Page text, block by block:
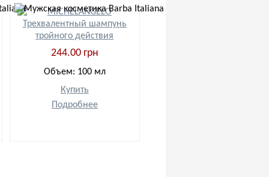
244.00 грн
Объем: 100 мл
Купить
Подробнее